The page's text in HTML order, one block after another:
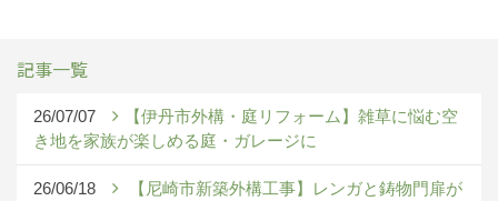
記事一覧
26/07/07
【伊丹市外構・庭リフォーム】雑草に悩む空
き地を家族が楽しめる庭・ガレージに
26/06/18
【尼崎市新築外構工事】レンガと鋳物門扉が